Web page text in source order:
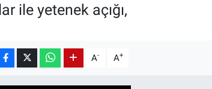
ile yetenek açığı,
A- A+